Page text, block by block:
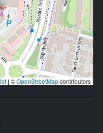
| ©OpenStreetMapcontributors